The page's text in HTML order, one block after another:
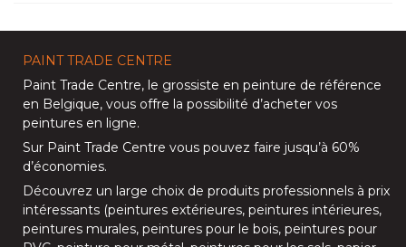
PAINT TRADE CENTRE
Paint Trade Centre, le grossiste en peinture de référence
en Belgique, vous offre la possibilité d’acheter vos
peintures en ligne.
Sur Paint Trade Centre vous pouvez faire jusqu’à 60%
d’économies.
Découvrez un large choix de produits professionnels à prix
intéressants (peintures extérieures, peintures intérieures,
peintures murales, peintures pour le bois, peintures pour